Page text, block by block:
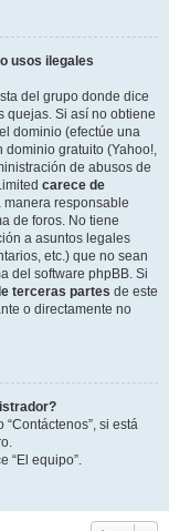
usos ilegales
del grupo donde dice
quejas. Si así no obtiene
dominio (efectúe una
dominio gratuito (Yahoo!,
de abusos de
carece de
responsable
de foros. No tiene
a asuntos legales
etc.) que no sean
del software phpBB. Si
terceras partes de este
o directamente no
si está
“El equipo”.